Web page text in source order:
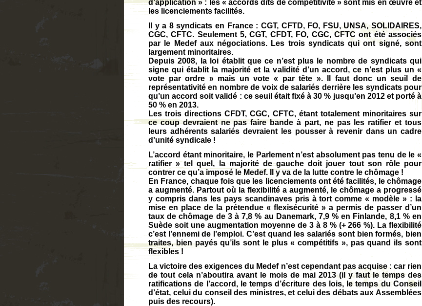
d’application » : les « accords dits de compétitivité » sont mis en œuvre et
les licenciements facilités.
Il y a 8 syndicats en France : CGT, CFTD, FO, FSU, UNSA, SOLIDAIRES,
CGC, CFTC. Seulement 5, CGT, CFDT, FO, CGC, CFTC ont été associés
par le Medef aux négociations. Les trois syndicats qui ont signé, sont
largement minoritaires.
Depuis 2008, la loi établit que ce n’est plus le nombre de syndicats qui
signe qui établit la majorité et la validité d’un accord, ce n’est plus un «
vote par ordre » mais un vote « par tête ». Il faut donc un seuil de
représentativité en nombre de voix de salariés derrière les syndicats pour
qu’un accord soit validé : ce seuil était fixé à 30 % jusqu’en 2012 et porté à
50 % en 2013.
Les trois directions CFDT, CGC, CFTC, étant totalement minoritaires sur
ce coup devraient ne pas faire bande à part, ne pas les ratifier et tous
leurs adhérents salariés devraient les pousser à revenir dans un cadre
d’unité syndicale !
L’accord étant minoritaire, le Parlement n’est absolument pas tenu de le «
ratifier » tel quel, la majorité de gauche doit jouer tout son rôle pour
contrer ce qu’a imposé le Medef. Il y va de la lutte contre le chômage !
En France, chaque fois que les licenciements ont été facilités, le chômage
a augmenté. Partout où la flexibilité a augmenté, le chômage a progressé
y compris dans les pays scandinaves pris à tort comme « modèle » : la
mise en place de la prétendue « flexisécurité » a permis de passer d’un
taux de chômage de 3 à 7,8 % au Danemark, 7,9 % en Finlande, 8,1 % en
Suède soit une augmentation moyenne de 3 à 8 % (+ 266 %). La flexibilité
c’est l’ennemi de l’emploi. C’est quand les salariés sont bien formés, bien
traites, bien payés qu’ils sont le plus « compétitifs », pas quand ils sont
flexibles !
La victoire des exigences du Medef n’est cependant pas acquise : car rien
de tout cela n’aboutira avant le mois de mai 2013 (il y faut le temps des
ratifications de l’accord, le temps d’écriture des lois, le temps du Conseil
d’état, celui du conseil des ministres, et celui des débats aux Assemblées
puis des recours).